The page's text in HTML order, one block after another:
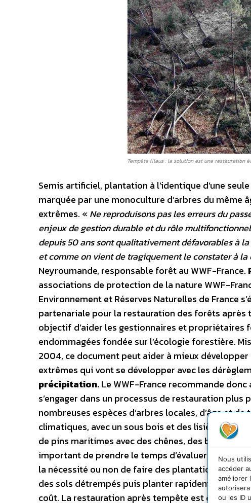
Nous
accéder
améliorer
ou les ID
Tempête Klaus : la solution est une restauration
Semis artificiel, plantation à l’identique d’une
marquée par une monoculture d’arbres du
extrêmes. «Ne reproduisons pas les erreurs du
enjeux de gestion durable et du rôle
depuis 50 ans sont qualitativement défavorables à
et comme on vient de tragiquement le constater à
Neyroumande, responsable forêt au WWF-France.
associations de protection de la nature WWF-
Environnement et Réserves Naturelles de France
partenariale pour la restauration des forêts après
objectif d’aider les gestionnaires et propriétaires
endommagées fondée sur l’écologie forestière.
2004, ce document peut aider à mieux
extrêmes qui vont se développer avec les
précipitation.Le WWF-France recommande
s’engager dans un processus de restauration
nombreuses espèces d’arbres locales, d’âge et
climatiques, avec un sous bois et des lisières
de pins maritimes avec des chênes, des
important de prendre le temps d’évaluer la
la nécessité ou non de faire des plantations
des sols détrempés puis planter rapidement, on
coût. La restauration après tempête est donc